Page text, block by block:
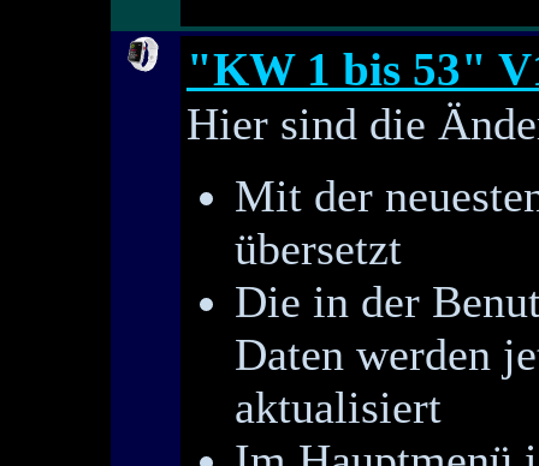
"KW 1 bis 53"
Hier sind die
Mit der
übersetzt
Die in der
Daten werden
aktualisiert